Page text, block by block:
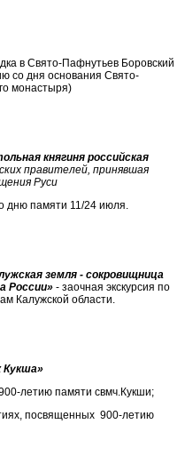
в Свято-Пафнутьев Боровский
со дня основания Свято-
монастыря)
княгиня российская
правителей, принявшая
Руси
дню памяти 11/24 июля.
земля - сокровищница
России» - заочная экскурсия по
Калужской области.
Кукша»
летию памяти свмч.Кукши;
посвященных 900-летию